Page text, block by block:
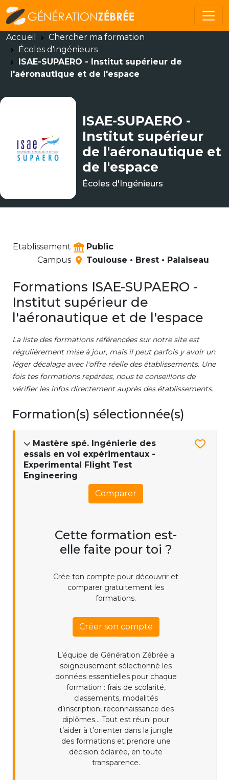
Accueil
Chercher ma formation
Écoles d'ingénieurs
ISAE-SUPAERO - Institut supérieur de
l'aéronautique et de l'espace
ISAE-SUPAERO -
Institut supérieur
de l'aéronautique et
de l'espace
Écoles d'Ingénieurs
Etablissement
Public
Campus
Toulouse • Brest • Palaiseau
Formations ISAE-SUPAERO -
Institut supérieur de
l'aéronautique et de l'espace
La liste des formations référencées sur notre site est
régulièrement mise à jour, mais il peut parfois y avoir un
léger décalage avec l'offre réelle des établissements. Une
fois tes formations repérées, nous te conseillons de
vérifier les infos directement auprès des établissements.
Formation(s) sélectionnée(s)
Mastère spé. Ingénierie des
essais en vol expérimentaux -
Experimental Flight Test
Engineering
Comparer
Cette formation est-
elle faite pour toi ?
Crée ton compte pour découvrir et
comparer gratuitement les
formations.
Créer son compte
L’équipe de Génération Zébrée a
soigneusement sélectionné les
données essentielles pour chaque
formation : frais de scolarité,
classements, modalités
d’inscription, reconnaissance des
diplômes... Tout est réuni pour
t’aider à t’orienter dans la jungle
des formations et prendre une
décision éclairée, en toute
transparence.